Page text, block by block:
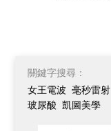
關鍵字搜尋：
女王電波 毫秒雷射
玻尿酸 凱圖美學